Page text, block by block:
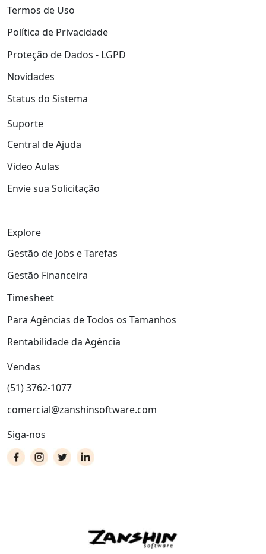
Termos de Uso
Política de Privacidade
Proteção de Dados - LGPD
Novidades
Status do Sistema
Suporte
Central de Ajuda
Video Aulas
Envie sua Solicitação
Explore
Gestão de Jobs e Tarefas
Gestão Financeira
Timesheet
Para Agências de Todos os Tamanhos
Rentabilidade da Agência
Vendas
(51) 3762-1077
comercial@zanshinsoftware.com
Siga-nos